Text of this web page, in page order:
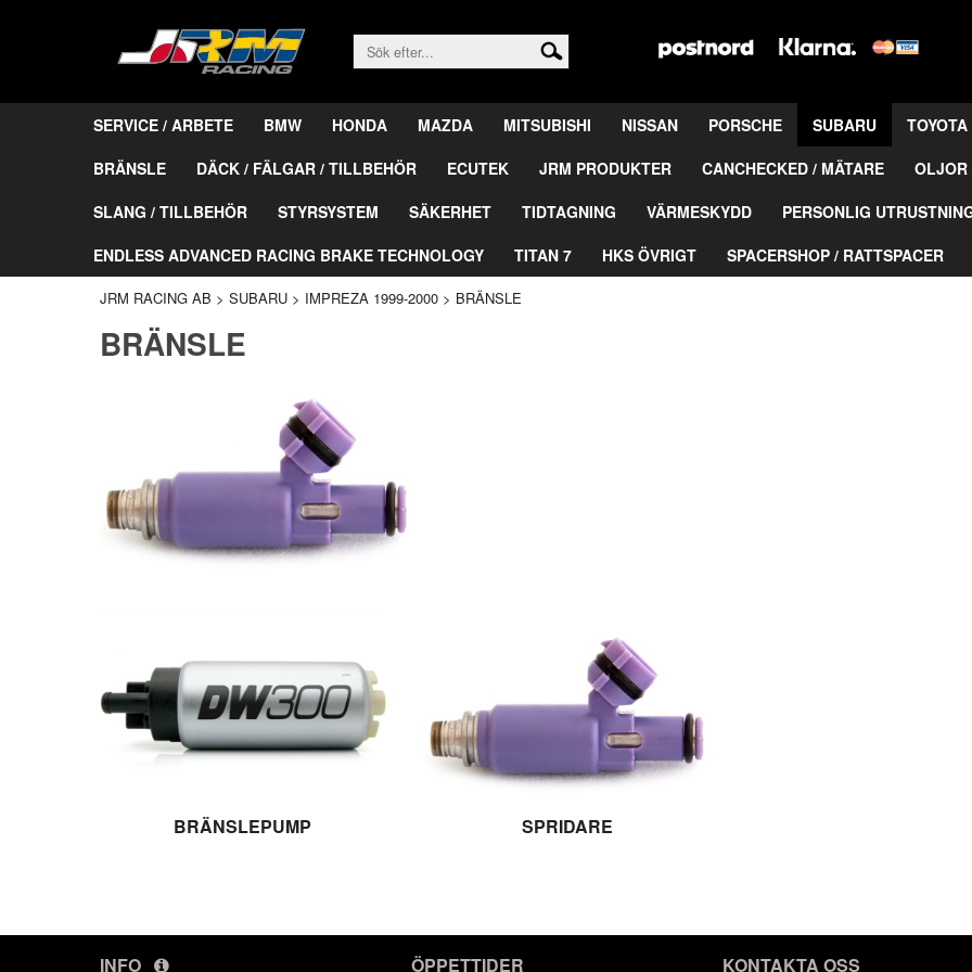
SERVICE / ARBETE BMW HONDA MAZDA MITSUBISHI NISSAN PORSCHE SUBARU TOYOTA
BRÄNSLE
DÄCK / FÄLGAR / TILLBEHÖR ECUTEK JRM PRODUKTER CANCHECKED / MÄTARE OLJOR
SLANG / TILLBEHÖR
STYRSYSTEM SÄKERHET TIDTAGNING VÄRMESKYDD PERSONLIG
ENDLESS ADVANCED RACING BRAKE TECHNOLOGY
TITAN 7 HKS ÖVRIGT SPACERSHOP / RATTSPACER
JRM RACING AB > SUBARU > IMPREZA 1999-2000 > BRÄNSLE
BRÄNSLE
BRÄNSLEPUMP SPRIDARE
INFO ÖPPETTIDER KONTAKTA OSS